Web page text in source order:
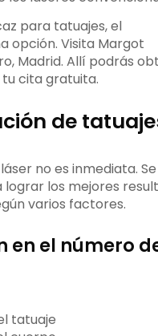
para tatuajes, el
opción. Visita Margot
Madrid. Allí podrás
cita gratuita.
de
no es inmediata. Se
los mejores
varios factores.
en el número
tatuaje